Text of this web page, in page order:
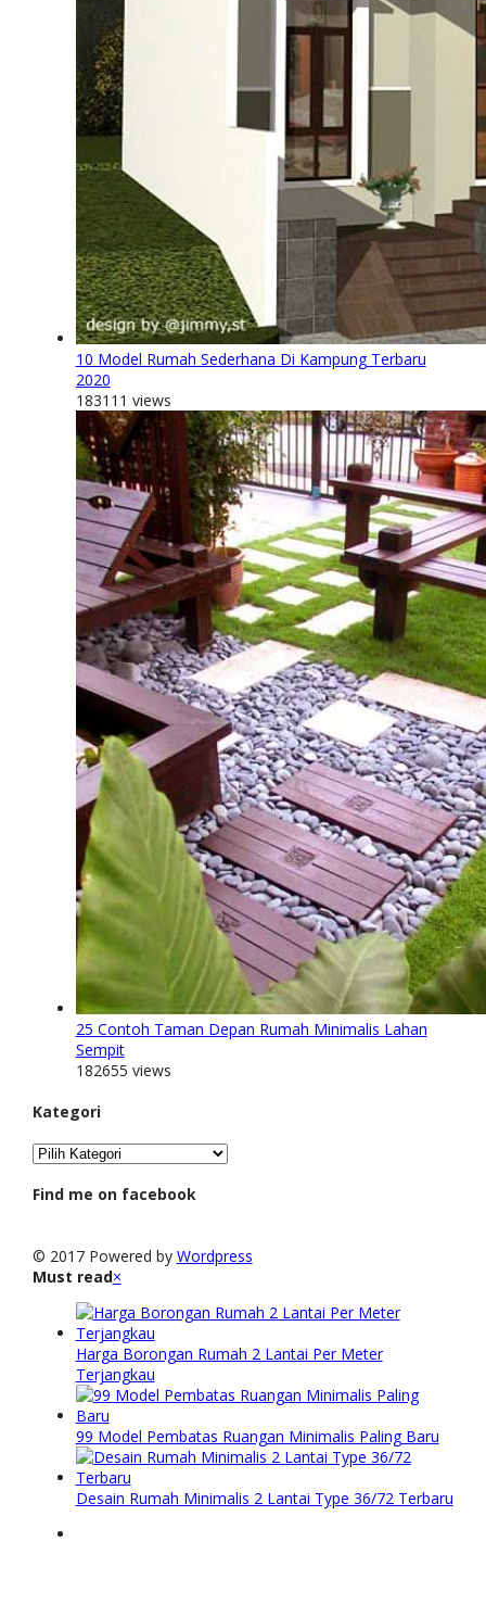
10 Model Rumah Sederhana Di Kampung Terbaru
2020
183111 views
25 Contoh Taman Depan Rumah Minimalis Lahan
Sempit
182655 views
Kategori
Kategori
Find me on facebook
© 2017 Powered by Wordpress
Must read×
Harga Borongan Rumah 2 Lantai Per Meter
Terjangkau
99 Model Pembatas Ruangan Minimalis Paling Baru
Desain Rumah Minimalis 2 Lantai Type 36/72 Terbaru